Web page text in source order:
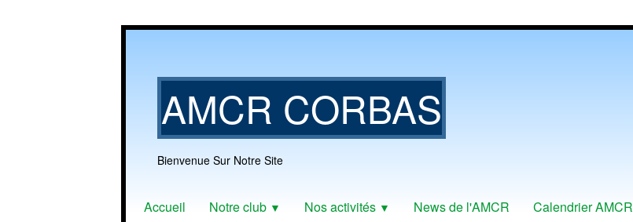
AMCR CORBAS
Bienvenue Sur Notre Site
Accueil Notre club ▼ Nos activités ▼ News de l'AMCR Calendrier AMCR